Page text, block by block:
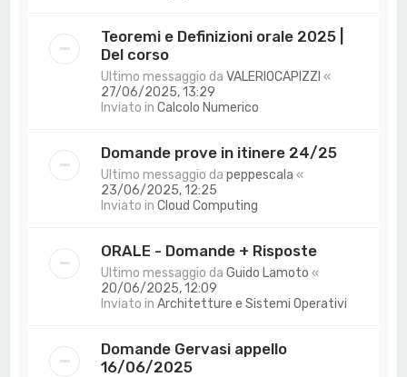
Teoremi e Definizioni orale 2025 |
Del corso
Ultimo messaggio daVALERIOCAPIZZI «
27/06/2025, 13:29
Inviato inCalcolo Numerico
Domande prove in itinere 24/25
Ultimo messaggio dapeppescala «
23/06/2025, 12:25
Inviato inCloud Computing
ORALE - Domande + Risposte
Ultimo messaggio daGuido Lamoto «
20/06/2025, 12:09
Inviato inArchitetture e Sistemi Operativi
Domande Gervasi appello
16/06/2025